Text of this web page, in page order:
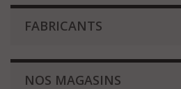
FABRICANTS
NOS MAGASINS